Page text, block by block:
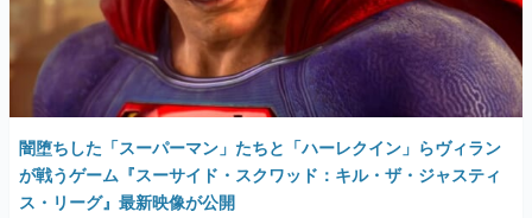
闇堕ちした「スーパーマン」たちと「ハーレクイン」らヴィラン
が戦うゲーム『スーサイド・スクワッド：キル・ザ・ジャスティ
ス・リーグ』最新映像が公開